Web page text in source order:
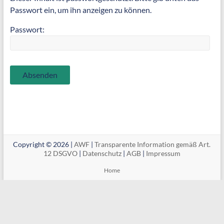
Passwort ein, um ihn anzeigen zu können.
Passwort:
Copyright © 2026 |AWF |Transparente Information gemäß Art.
12 DSGVO| Datenschutz| AGB| Impressum
Home